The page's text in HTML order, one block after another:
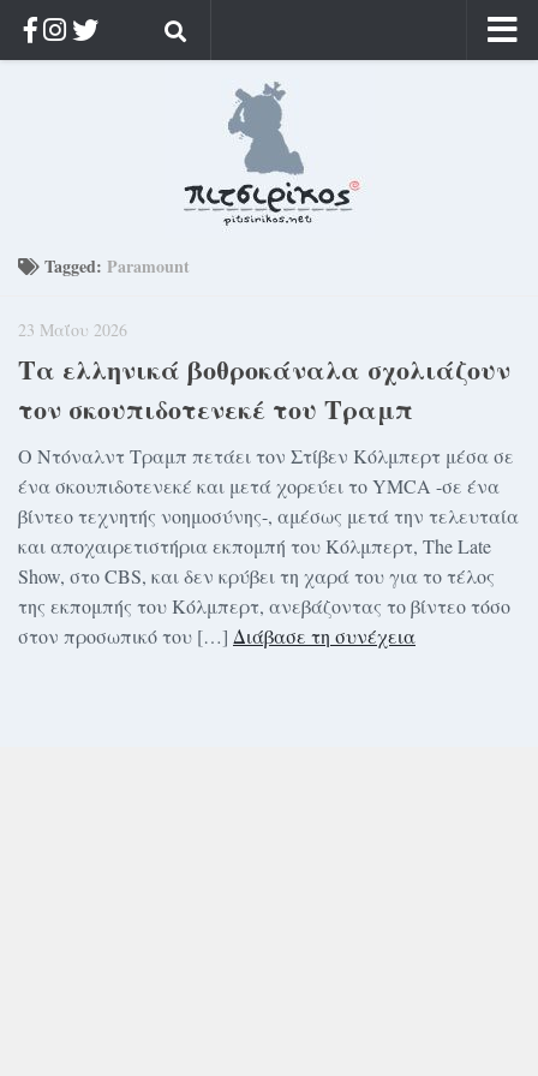
Ρίζα & Διάρκεια
Διαφήμιση
Γίνετε συνδρομητής
Μόνο για συνδρομητές
Log in
Tagged: Paramount
23 Μαΐου 2026
Τα ελληνικά βοθροκάναλα σχολιάζουν
τον σκουπιδοτενεκέ του Τραμπ
Ο Ντόναλντ Τραμπ πετάει τον Στίβεν Κόλμπερτ μέσα σε
ένα σκουπιδοτενεκέ και μετά χορεύει το YMCA -σε ένα
βίντεο τεχνητής νοημοσύνης-, αμέσως μετά την τελευταία
και αποχαιρετιστήρια εκπομπή του Κόλμπερτ, The Late
Show, στο CBS, και δεν κρύβει τη χαρά του για το τέλος
της εκπομπής του Κόλμπερτ, ανεβάζοντας το βίντεο τόσο
στον προσωπικό του […] Διάβασε τη συνέχεια